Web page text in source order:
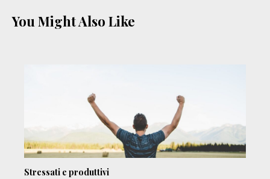
You Might Also Like
Stressati e produttivi